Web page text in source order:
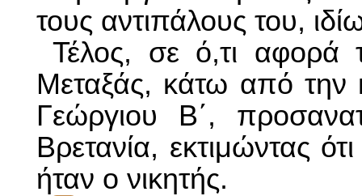
τους αντιπάλους του,
Τέλος, σε ό,τι αφορά
Μεταξάς, κάτω από την
Γεώργιου Β΄,
Βρετανία, εκτιμώντας
ήταν ο νικητής.